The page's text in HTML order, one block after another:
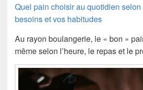
Quel pain choisir au quotidien
besoins et vos habitudes
Au rayon boulangerie, le « bon »
même selon l’heure, le repas et le